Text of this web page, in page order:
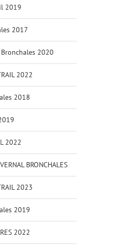
2019
2017
2020
2022
2018
2022
BRONCHALES
2023
2019
2022